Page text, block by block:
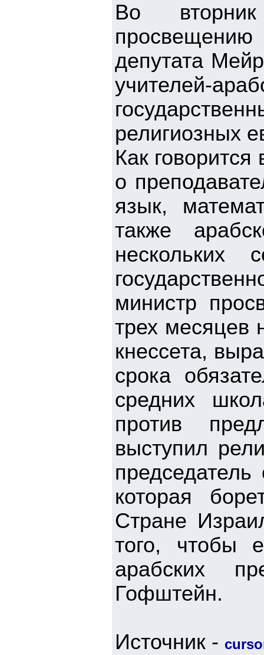
Во
депутата
учителей-
религиозных
Как
о
язык,
также
нескольких
министр
трех месяцев
кнессета,
срока
средних
против
выступил
которая
Стране
того, чтобы
арабских
Гофштейн.
Источник -